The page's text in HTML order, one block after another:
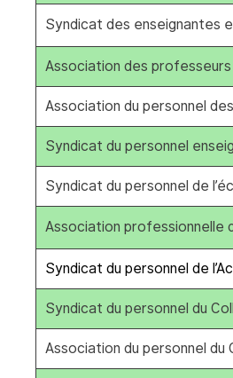
Syndicat des enseignantes
Association des
Association du personnel
Syndicat du personnel
Syndicat du personnel de
Association professionnelle
Syndicat du personnel de
Syndicat du personnel du
Association du personnel du